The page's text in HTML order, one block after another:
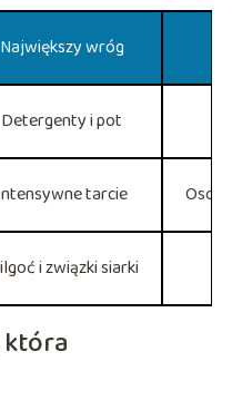
Największy wróg
Detergenty i pot
tarcie
i związki siarki